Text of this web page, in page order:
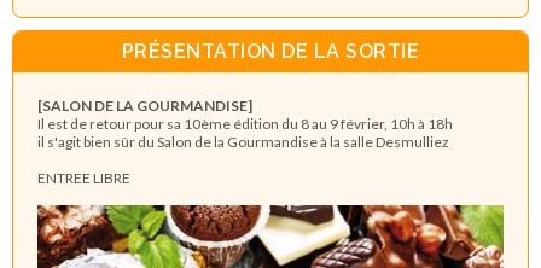
PRÉSENTATION DE LA SORTIE
[SALON DE LA GOURMANDISE]
Il est de retour pour sa 10ème édition du 8 au 9 février, 10h à 18h
il s'agit bien sûr du Salon de la Gourmandise à la salle Desmulliez
ENTREE LIBRE